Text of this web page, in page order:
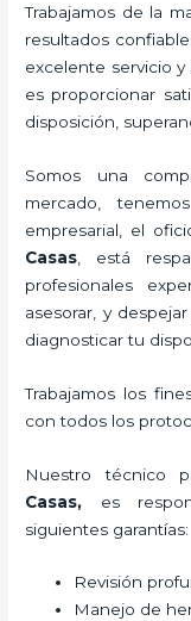
Trabajamos de la
resultados
excelente servicio y
es proporcionar
disposición,
Somos una
mercado,
empresarial, el
Casas , está
profesionales
asesorar, y
diagnosticar tu
Trabajamos los
con todos los
Nuestro técnico
Casas, es
siguientes garantías:
Revisión
Manejo de